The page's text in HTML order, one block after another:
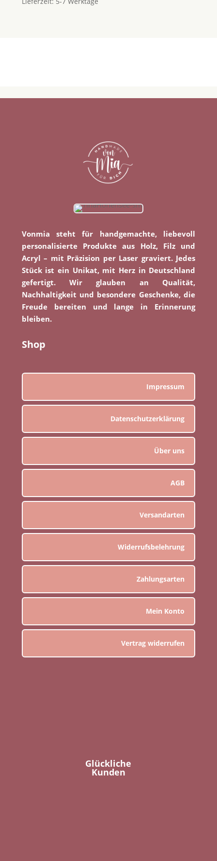
Vonmia steht für handgemachte, liebevoll
personalisierte Produkte aus Holz, Filz und
Acryl – mit Präzision per Laser graviert. Jedes
Stück ist ein Unikat, mit Herz in Deutschland
gefertigt. Wir glauben an Qualität,
Nachhaltigkeit und besondere Geschenke, die
Freude bereiten und lange in Erinnerung
bleiben.
Shop
Impressum
Datenschutzerklärung
Über uns
AGB
Versandarten
Widerrufsbelehrung
Zahlungsarten
Mein Konto
Vertrag widerrufen
Glückliche
Kunden